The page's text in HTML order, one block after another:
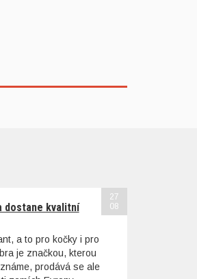
dostane kvalitní
a to pro kočky i pro
je značkou, kterou
prodává se ale
27
08